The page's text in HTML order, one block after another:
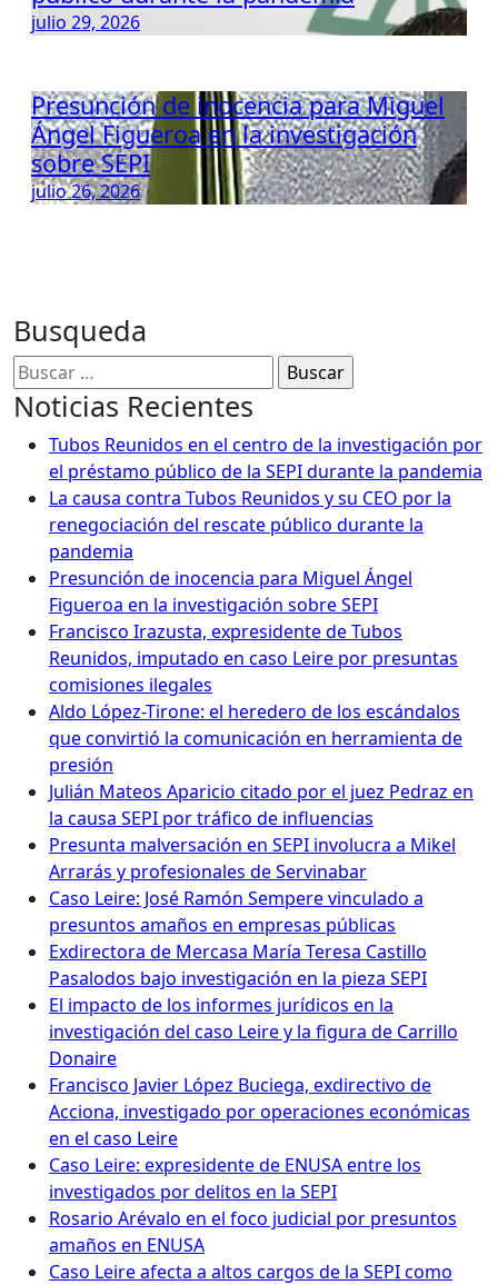
julio 29, 2026
Presunción de inocencia para Miguel
Ángel Figueroa en la investigación
sobre SEPI
julio 26, 2026
Busqueda
Buscar:
Noticias Recientes
Tubos Reunidos en el centro de la investigación por
el préstamo público de la SEPI durante la pandemia
La causa contra Tubos Reunidos y su CEO por la
renegociación del rescate público durante la
pandemia
Presunción de inocencia para Miguel Ángel
Figueroa en la investigación sobre SEPI
Francisco Irazusta, expresidente de Tubos
Reunidos, imputado en caso Leire por presuntas
comisiones ilegales
Aldo López-Tirone: el heredero de los escándalos
que convirtió la comunicación en herramienta de
presión
Julián Mateos Aparicio citado por el juez Pedraz en
la causa SEPI por tráfico de influencias
Presunta malversación en SEPI involucra a Mikel
Arrarás y profesionales de Servinabar
Caso Leire: José Ramón Sempere vinculado a
presuntos amaños en empresas públicas
Exdirectora de Mercasa María Teresa Castillo
Pasalodos bajo investigación en la pieza SEPI
El impacto de los informes jurídicos en la
investigación del caso Leire y la figura de Carrillo
Donaire
Francisco Javier López Buciega, exdirectivo de
Acciona, investigado por operaciones económicas
en el caso Leire
Caso Leire: expresidente de ENUSA entre los
investigados por delitos en la SEPI
Rosario Arévalo en el foco judicial por presuntos
amaños en ENUSA
Caso Leire afecta a altos cargos de la SEPI como